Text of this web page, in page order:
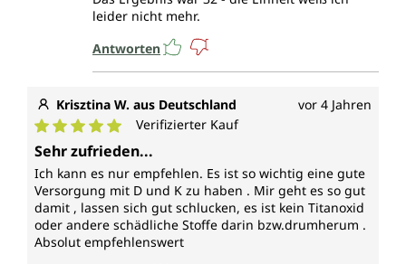
leider nicht mehr.
Antworten
Krisztina W. aus Deutschland vor 4 Jahren
Durchschnittliche Bewertung von 5 von 5 Sternen
Verifizierter Kauf
Sehr zufrieden...
Ich kann es nur empfehlen. Es ist so wichtig eine gute
Versorgung mit D und K zu haben . Mir geht es so gut
damit , lassen sich gut schlucken, es ist kein Titanoxid
oder andere schädliche Stoffe darin bzw.drumherum .
Absolut empfehlenswert